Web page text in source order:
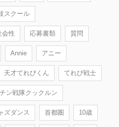
スクール
会性 応募書類 質問
Annie アニー
天才てれびくん てれび戦士
ン戦隊クックルン
ズダンス 首都圏 10歳